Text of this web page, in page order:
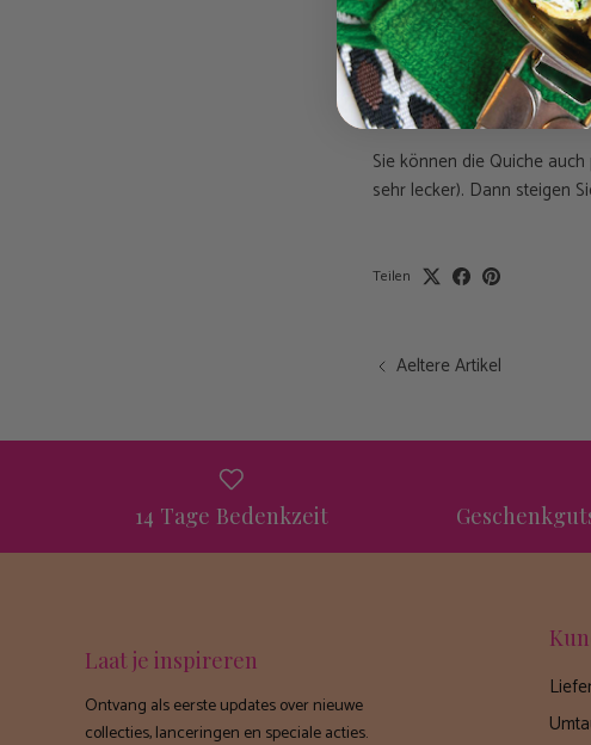
Die Quiche aus dem Ofen
Quiche abschneiden und
Schritt 9
Sie können die Quiche
sehr lecker). Dann steigen
Teilen
Aeltere Artikel
14 Tage Bedenkzeit
Laat je inspireren
Ontvang als eerste updates over nieuwe
collecties, lanceringen en speciale acties.